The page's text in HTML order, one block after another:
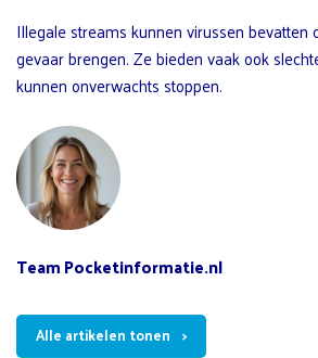
Illegale streams kunnen virussen bevatten
gevaar brengen. Ze bieden vaak ook
kunnen onverwachts stoppen.
Team Pocketinformatie.nl
Alle artikelen tonen